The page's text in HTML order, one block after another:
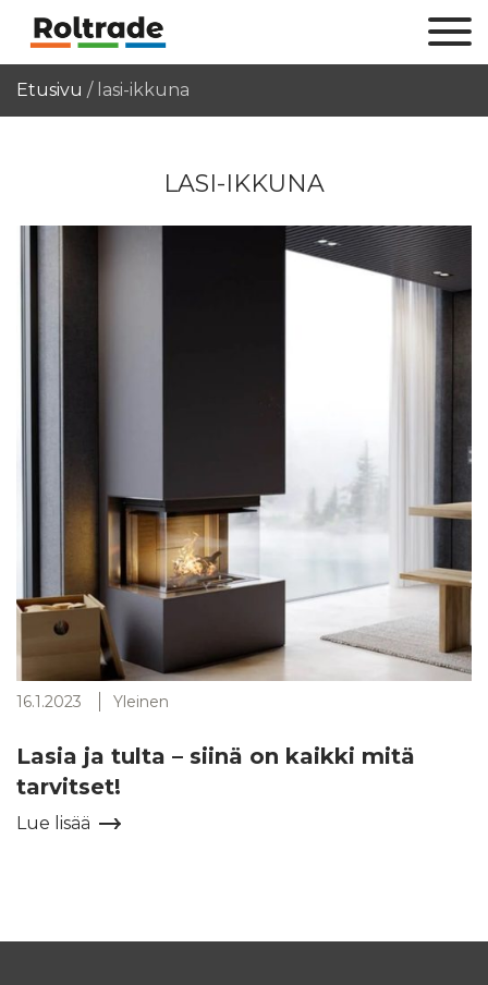
Etusivu / lasi-ikkuna
LASI-IKKUNA
16.1.2023 Yleinen
Lasia ja tulta – siinä on kaikki mitä
tarvitset!
Lue lisää